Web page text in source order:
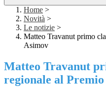
Home >
Novità >
Le notizie >
Matteo Travanut primo
Asimov
Matteo Travanut
regionale al